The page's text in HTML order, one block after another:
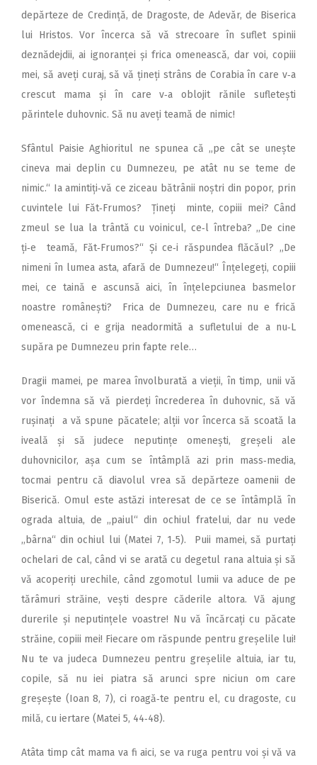
depărteze de Credință, de Dragoste, de Adevăr, de Biserica
lui Hristos. Vor încerca să vă strecoare în suflet spinii
deznădejdii, ai ignoranței și frica omenească, dar voi, copiii
mei, să aveți curaj, să vă țineți strâns de Corabia în care v‑a
crescut mama și în care v‑a oblojit rănile sufletești
părintele duhovnic. Să nu aveți teamă de nimic!
Sfântul Paisie Aghioritul ne spunea că ,,pe cât se unește
cineva mai deplin cu Dumnezeu, pe atât nu se teme de
nimic.“ Ia amintiți‑vă ce ziceau bătrânii noștri din popor, prin
cuvintele lui Făt‑Frumos? Țineți minte, copiii mei? Când
zmeul se lua la trântă cu voinicul, ce‑l întreba? ,,De cine
ți‑e teamă, Făt‑Frumos?“ Și ce‑i răspundea flăcăul? ,,De
nimeni în lumea asta, afară de Dumnezeu!“ Înțelegeți, copiii
mei, ce taină e ascunsă aici, în înțelepciunea basmelor
noastre românești? Frica de Dumnezeu, care nu e frică
omenească, ci e grija neadormită a sufletului de a nu‑L
supăra pe Dumnezeu prin fapte rele…
Dragii mamei, pe marea învolburată a vieții, în timp, unii vă
vor îndemna să vă pierdeți încrederea în duhovnic, să vă
rușinați a vă spune păcatele; alții vor încerca să scoată la
iveală și să judece neputințe omenești, greșeli ale
duhovnicilor, așa cum se întâmplă azi prin mass‑media,
tocmai pentru că diavolul vrea să depărteze oamenii de
Biserică. Omul este astăzi interesat de ce se întâmplă în
ograda altuia, de ,,paiul“ din ochiul fratelui, dar nu vede
,,bârna“ din ochiul lui (Matei 7, 1‑5). Puii mamei, să purtați
ochelari de cal, când vi se arată cu degetul rana altuia și să
vă acoperiți urechile, când zgomotul lumii va aduce de pe
tărâmuri străine, vești despre căderile altora. Vă ajung
durerile și neputințele voastre! Nu vă încărcați cu păcate
străine, copiii mei! Fiecare om răspunde pentru greșelile lui!
Nu te va judeca Dumnezeu pentru greșelile altuia, iar tu,
copile, să nu iei piatra să arunci spre niciun om care
greșește (Ioan 8, 7), ci roagă‑te pentru el, cu dragoste, cu
milă, cu iertare (Matei 5, 44‑48).
Atâta timp cât mama va fi aici, se va ruga pentru voi și vă va